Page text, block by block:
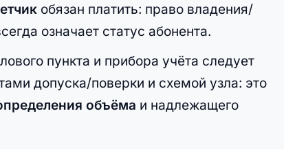
обязан платить: право владения/
означает статус абонента.
пункта и прибора учёта следует
допуска/поверки и схемой узла: это
объёма и надлежащего